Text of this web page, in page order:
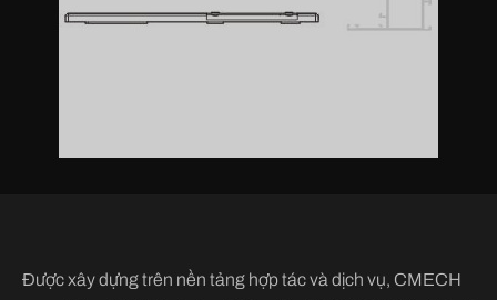
Được xây dựng trên nền tảng hợp tác và dịch vụ, CMECH